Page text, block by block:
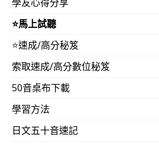
⭐️馬上試聽
⭐️速成/高分秘笈
索取速成/高分數位秘笈
50音桌布下載
學習方法
日文五十音速記